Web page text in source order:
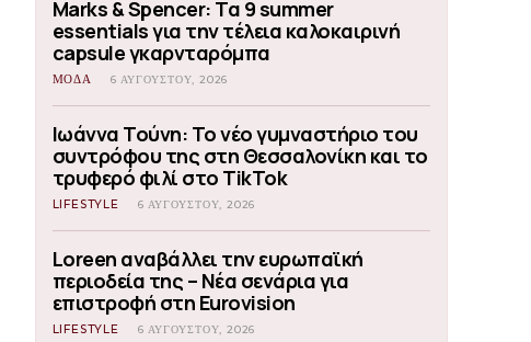
Marks & Spencer: Τα 9 summer
essentials για την τέλεια καλοκαιρινή
capsule γκαρνταρόμπα
ΜΟΔΑ 6 ΑΥΓΟΎΣΤΟΥ, 2026
Ιωάννα Τούνη: Το νέο γυμναστήριο του
συντρόφου της στη Θεσσαλονίκη και το
τρυφερό φιλί στο TikTok
LIFESTYLE 6 ΑΥΓΟΎΣΤΟΥ, 2026
Loreen αναβάλλει την ευρωπαϊκή
περιοδεία της – Νέα σενάρια για
επιστροφή στη Eurovision
LIFESTYLE 6 ΑΥΓΟΎΣΤΟΥ, 2026